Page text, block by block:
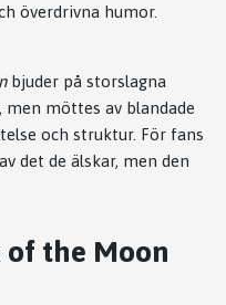
överdrivna humor.
bjuder på storslagna
men möttes av blandade
och struktur. För fans
det de älskar, men den
of the Moon